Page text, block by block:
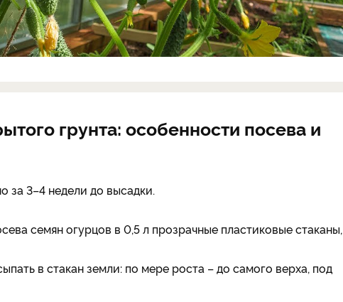
грунта: особенности посева и
за 3–4 недели до высадки.
семян огурцов в 0,5 л прозрачные пластиковые стаканы,
в стакан земли: по мере роста – до самого верха, под